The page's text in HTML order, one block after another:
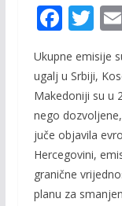
F
e
b
o
o
k
T
itt
er
Ukupne emisije
ugalj u Srbiji,
Makedoniji su u
nego
juče objavila
Hercegovini,
granične
planu za